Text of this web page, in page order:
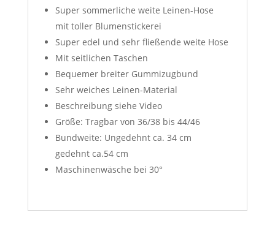
Super sommerliche weite Leinen-Hose
mit toller Blumenstickerei
Super edel und sehr fließende weite Hose
Mit seitlichen Taschen
Bequemer breiter Gummizugbund
Sehr weiches Leinen-Material
Beschreibung siehe Video
Größe: Tragbar von 36/38 bis 44/46
Bundweite: Ungedehnt ca. 34 cm
gedehnt ca.54 cm
Maschinenwäsche bei 30°